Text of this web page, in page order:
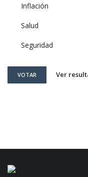
Inflación
Salud
Seguridad
VOTAR Ver